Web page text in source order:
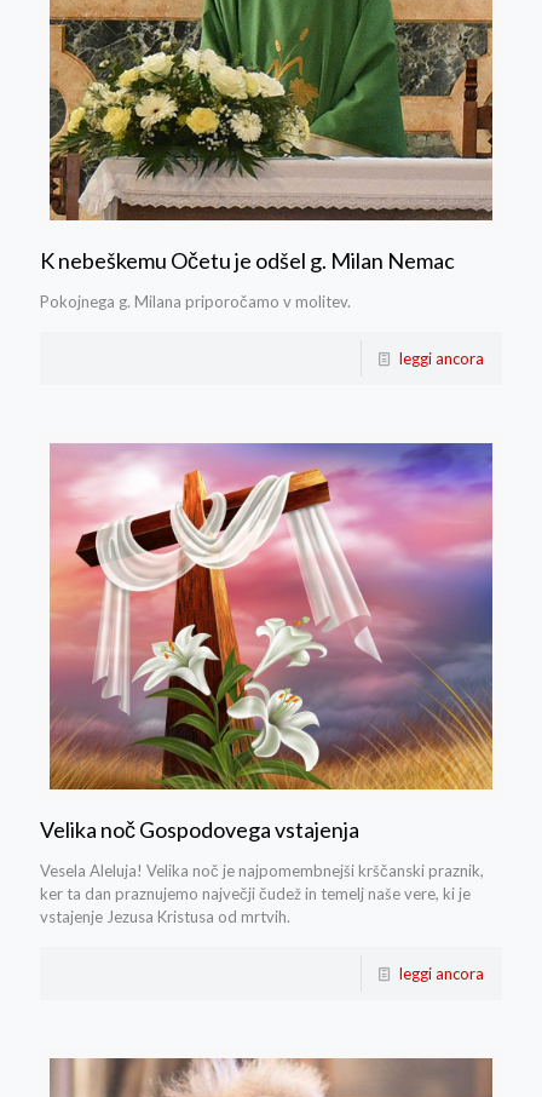
K nebeškemu Očetu je odšel g. Milan Nemac
Pokojnega g. Milana priporočamo v molitev.
leggi ancora
Velika noč Gospodovega vstajenja
Vesela Aleluja! Velika noč je najpomembnejši krščanski praznik,
ker ta dan praznujemo največji čudež in temelj naše vere, ki je
vstajenje Jezusa Kristusa od mrtvih.
leggi ancora